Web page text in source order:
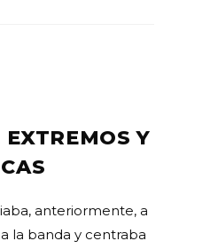
Y
anteriormente, a
la banda y centraba